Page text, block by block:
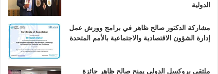
الدولية
مشاركة الدكتور صالح ظاهر في برامج وورش عمل
إدارة الشؤون الاقتصادية والاجتماعية بالأمم المتحدة
ملتقى بروكسل الدولي يمنح صالح ظاهر جائزة